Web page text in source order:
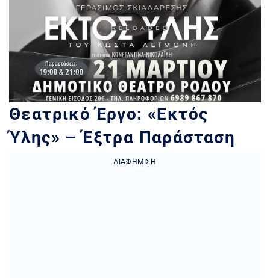
Θεατρικό Έργο: «Εκτός
Ύλης» – Έξτρα Παράσταση
ΔΙΑΦΉΜΙΣΗ